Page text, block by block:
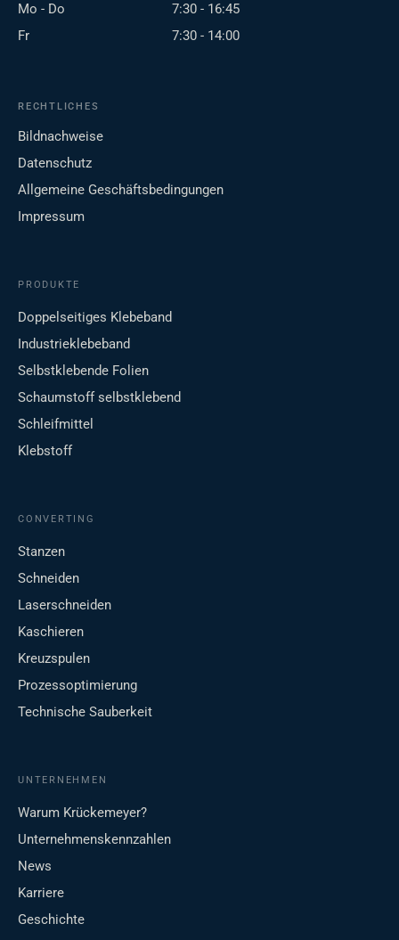
Mo - Do
7:30 - 16:45
Fr
7:30 - 14:00
RECHTLICHES
Bildnachweise
Datenschutz
Allgemeine Geschäftsbedingungen
Impressum
PRODUKTE
Doppelseitiges Klebeband
Industrieklebeband
Selbstklebende Folien
Schaumstoff selbstklebend
Schleifmittel
Klebstoff
CONVERTING
Stanzen
Schneiden
Laserschneiden
Kaschieren
Kreuzspulen
Prozessoptimierung
Technische Sauberkeit
UNTERNEHMEN
Warum Krückemeyer?
Unternehmenskennzahlen
News
Karriere
Geschichte